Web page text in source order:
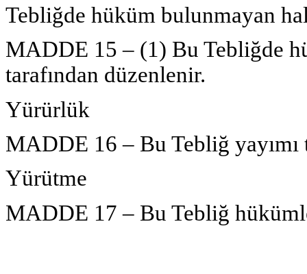
Tebliğde hüküm bulunmayan
MADDE 15 – (1) Bu Tebliğde
tarafından düzenlenir.
Yürürlük
MADDE 16 – Bu Tebliğ
Yürütme
MADDE 17 – Bu Tebliğ